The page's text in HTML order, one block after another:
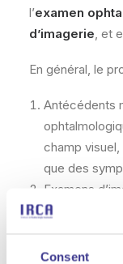
Consent
l’examen
d’imagerie, et
En général, le
Antécédents
champ
que des
Examens
magnétique
l’orbite et la